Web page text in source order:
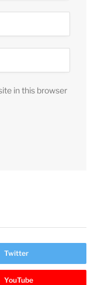
in this browser
Twitter
YouTube